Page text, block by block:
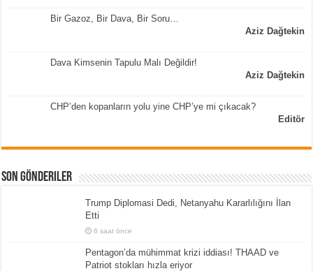
Bir Gazoz, Bir Dava, Bir Soru…
Aziz Dağtekin
Dava Kimsenin Tapulu Malı Değildir!
Aziz Dağtekin
CHP’den kopanların yolu yine CHP’ye mi çıkacak?
Editör
Son Gönderiler
Trump Diplomasi Dedi, Netanyahu Kararlılığını İlan
Etti
6 saat önce
Pentagon’da mühimmat krizi iddiası! THAAD ve
Patriot stokları hızla eriyor